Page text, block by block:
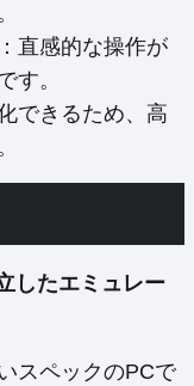
：直感的な操作が
す。
できるため、高
したエミュレー
スペックのPCで